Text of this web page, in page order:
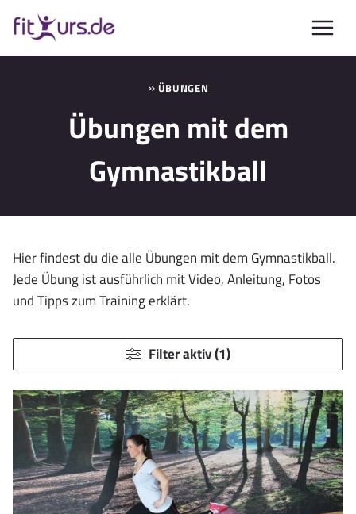
Inhalt
springen
» ÜBUNGEN
Übungen mit dem
Gymnastikball
Hier findest du die alle Übungen mit dem Gymnastikball.
Jede Übung ist ausführlich mit Video, Anleitung, Fotos
und Tipps zum Training erklärt.
Filter aktiv (1)